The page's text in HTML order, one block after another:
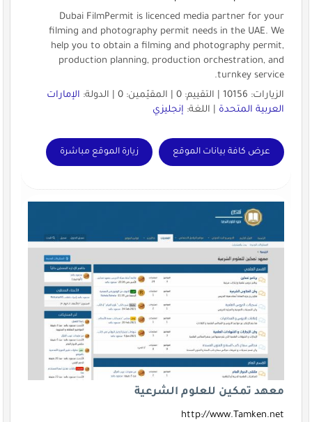
Dubai FilmPermit is licenced media partner for your
filming and photography permit needs in the UAE. We
help you to obtain a filming and photography permit,
production planning, production orchestration, and
turnkey service.
الزيارات: 10156 | التقييم: 0 | المقيّمين: 0 | الدولة:
الإمارات
العربية المتحدة| اللغة: إنجليزي
عرض كافة بيانات الموقع زيارة الموقع مباشرة
معهد تمكين للعلوم الشرعية
http://www.Tamken.net